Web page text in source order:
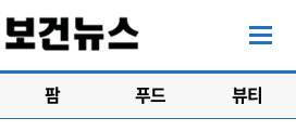
팜 푸드 뷰티